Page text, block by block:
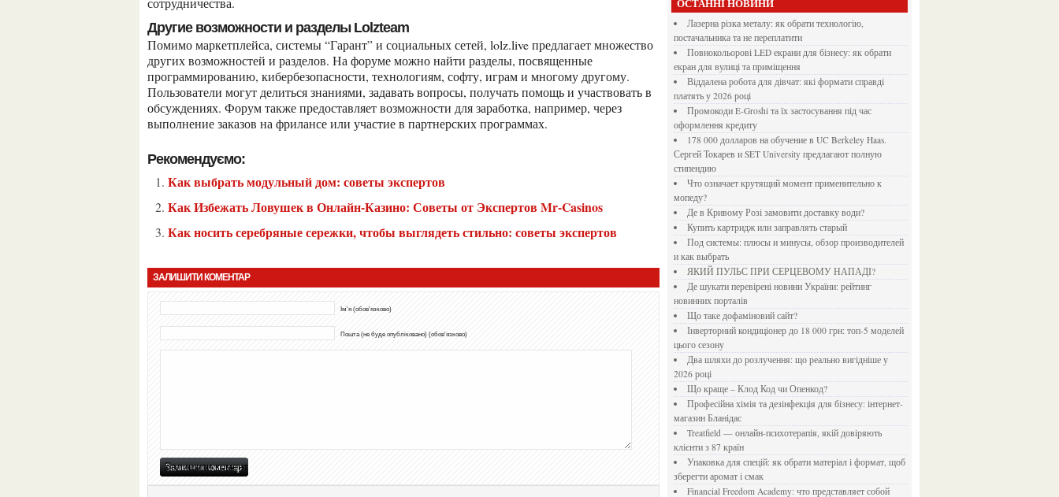
Другие возможности и разделы Lolzteam
Помимо маркетплейса, системы “Гарант” и социальных сетей, lolz.live предлагает множество
других возможностей и разделов. На форуме можно найти разделы, посвященные
программированию, кибербезопасности, технологиям, софту, играм и многому другому.
Пользователи могут делиться знаниями, задавать вопросы, получать помощь и участвовать в
обсуждениях. Форум также предоставляет возможности для заработка, например, через
выполнение заказов на фрилансе или участие в партнерских программах.
Рекомендуємо:
Как выбрать модульный дом: советы экспертов
Как Избежать Ловушек в Онлайн-Казино: Советы от Экспертов Mr-Casinos
Как носить серебряные сережки, чтобы выглядеть стильно: советы экспертов
ЗАЛИШИТИ КОМЕНТАР
Ім'я (обов'язково)
Пошта (не буде опубліковано) (обов'язково)
ОСТАННІ НОВИНИ
Лазерна різка металу: як обрати технологію,
постачальника та не переплатити
Повнокольорові LED екрани для бізнесу: як обрати
екран для вулиці та приміщення
Віддалена робота для дівчат: які формати справді
платять у 2026 році
Промокоди E-Groshi та їх застосування під час
оформлення кредиту
178 000 долларов на обучение в UC Berkeley Haas.
Сергей Токарев и SET University предлагают полную
стипендию
Что означает крутящий момент применительно к
мопеду?
Де в Кривому Розі замовити доставку води?
Купить картридж или заправлять старый
Под системы: плюсы и минусы, обзор производителей
и как выбрать
ЯКИЙ ПУЛЬС ПРИ СЕРЦЕВОМУ НАПАДІ?
Де шукати перевірені новини України: рейтинг
новинних порталів
Що таке дофаміновий сайт?
Інверторний кондиціонер до 18 000 грн: топ-5 моделей
цього сезону
Два шляхи до розлучення: що реально вигідніше у
2026 році
Що краще – Клод Код чи Опенкод?
Професійна хімія та дезінфекція для бізнесу: інтернет-
магазин Бланідас
Treatfield — онлайн-психотерапія, якій довіряють
клієнти з 87 країн
Упаковка для спецій: як обрати матеріал і формат, щоб
зберегти аромат і смак
Financial Freedom Academy: что представляет собой